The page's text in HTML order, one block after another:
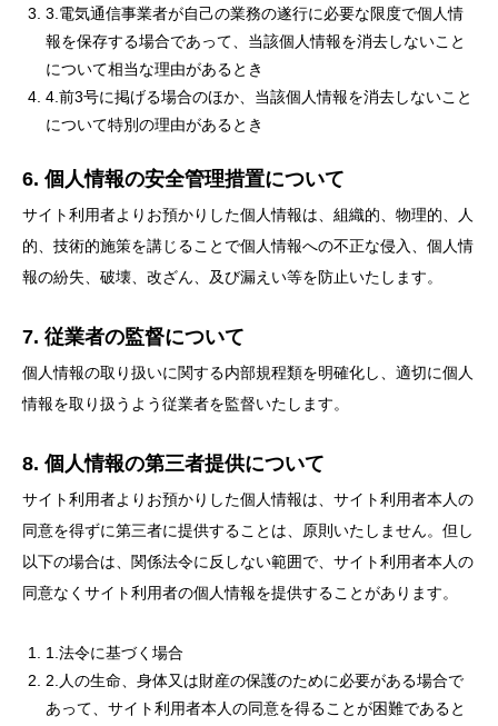
3.電気通信事業者が自己の業務の遂行に必要な限度で個人情
報を保存する場合であって、当該個人情報を消去しないこと
について相当な理由があるとき
4.前3号に掲げる場合のほか、当該個人情報を消去しないこと
について特別の理由があるとき
6. 個人情報の安全管理措置について
サイト利用者よりお預かりした個人情報は、組織的、物理的、人
的、技術的施策を講じることで個人情報への不正な侵入、個人情
報の紛失、破壊、改ざん、及び漏えい等を防止いたします。
7. 従業者の監督について
個人情報の取り扱いに関する内部規程類を明確化し、適切に個人
情報を取り扱うよう従業者を監督いたします。
8. 個人情報の第三者提供について
サイト利用者よりお預かりした個人情報は、サイト利用者本人の
同意を得ずに第三者に提供することは、原則いたしません。但し
以下の場合は、関係法令に反しない範囲で、サイト利用者本人の
同意なくサイト利用者の個人情報を提供することがあります。
1.法令に基づく場合
2.人の生命、身体又は財産の保護のために必要がある場合で
あって、サイト利用者本人の同意を得ることが困難であると